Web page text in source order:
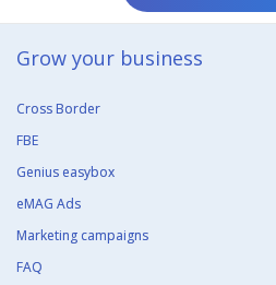
Grow your business​
Cross Border
FBE
Genius easybox
eMAG Ads
Marketing campaigns
FAQ